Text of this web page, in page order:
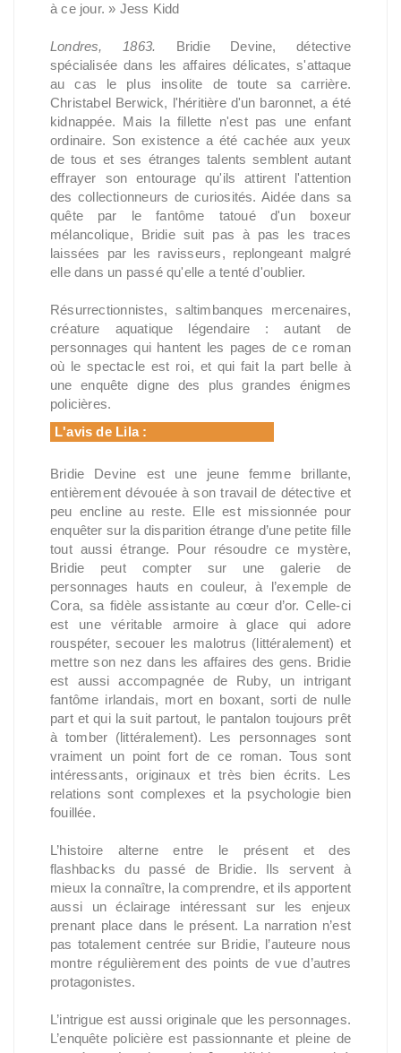
à ce jour. » Jess Kidd
Londres, 1863. Bridie Devine, détective
spécialisée dans les affaires délicates, s'attaque
au cas le plus insolite de toute sa carrière.
Christabel Berwick, l'héritière d'un baronnet, a été
kidnappée. Mais la fillette n'est pas une enfant
ordinaire. Son existence a été cachée aux yeux
de tous et ses étranges talents semblent autant
effrayer son entourage qu'ils attirent l'attention
des collectionneurs de curiosités. Aidée dans sa
quête par le fantôme tatoué d'un boxeur
mélancolique, Bridie suit pas à pas les traces
laissées par les ravisseurs, replongeant malgré
elle dans un passé qu'elle a tenté d'oublier.
Résurrectionnistes, saltimbanques mercenaires,
créature aquatique légendaire : autant de
personnages qui hantent les pages de ce roman
où le spectacle est roi, et qui fait la part belle à
une enquête digne des plus grandes énigmes
policières.
L'avis de Lila :
Bridie Devine est une jeune femme brillante,
entièrement dévouée à son travail de détective et
peu encline au reste. Elle est missionnée pour
enquêter sur la disparition étrange d’une petite fille
tout aussi étrange. Pour résoudre ce mystère,
Bridie peut compter sur une galerie de
personnages hauts en couleur, à l’exemple de
Cora, sa fidèle assistante au cœur d’or. Celle-ci
est une véritable armoire à glace qui adore
rouspéter, secouer les malotrus (littéralement) et
mettre son nez dans les affaires des gens. Bridie
est aussi accompagnée de Ruby, un intrigant
fantôme irlandais, mort en boxant, sorti de nulle
part et qui la suit partout, le pantalon toujours prêt
à tomber (littéralement). Les personnages sont
vraiment un point fort de ce roman. Tous sont
intéressants, originaux et très bien écrits. Les
relations sont complexes et la psychologie bien
fouillée.
L’histoire alterne entre le présent et des
flashbacks du passé de Bridie. Ils servent à
mieux la connaître, la comprendre, et ils apportent
aussi un éclairage intéressant sur les enjeux
prenant place dans le présent. La narration n’est
pas totalement centrée sur Bridie, l’auteure nous
montre régulièrement des points de vue d’autres
protagonistes.
L’intrigue est aussi originale que les personnages.
L’enquête policière est passionnante et pleine de